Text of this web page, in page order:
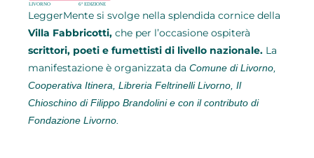
LeggerMente si svolge nella splendida cornice della
Villa Fabbricotti, che per l’occasione ospiterà
scrittori, poeti e fumettisti di livello nazionale. La
manifestazione è organizzata da Comune di Livorno,
Cooperativa Itinera, Libreria Feltrinelli Livorno, Il
Chioschino di Filippo Brandolini e con il contributo di
Fondazione Livorno.